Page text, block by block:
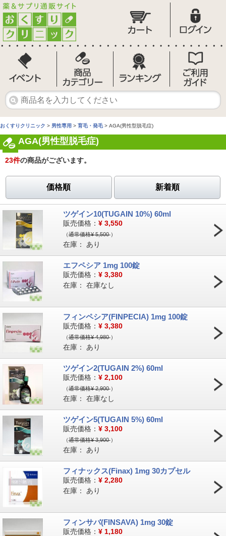
おくすりクリニック > 男性専用 > 育毛・発毛> AGA(男性型脱毛症)
AGA(男性型脱毛症)
23件の商品がございます。
価格順 新着順
ツゲイン10(TUGAIN 10%) 60ml
販売価格： ¥ 3,550
（通常価格¥5,500 ）
在庫： あり
エフペシア 1mg 100錠
販売価格： ¥ 3,380
在庫： 在庫なし
フィンペシア(FINPECIA) 1mg 100錠
販売価格： ¥ 3,380
（通常価格¥4,980 ）
在庫： あり
ツゲイン2(TUGAIN 2%) 60ml
販売価格： ¥ 2,100
（通常価格¥2,900 ）
在庫： 在庫なし
ツゲイン5(TUGAIN 5%) 60ml
販売価格： ¥ 3,100
（通常価格¥3,900 ）
在庫： あり
フィナックス(Finax) 1mg 30カプセル
販売価格： ¥ 2,280
在庫： あり
フィンサバ(FINSAVA) 1mg 30錠
販売価格： ¥ 1,180